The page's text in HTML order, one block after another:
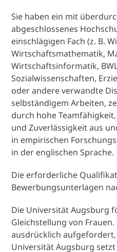
Sie haben ein mit
abgeschlossenes
einschlägigen Fach (z. B.
Wirtschaftsmathematik,
Wirtschaftsinformatik,
Sozialwissenschaften,
oder andere verwandte
selbständigem Arbeiten,
durch hohe
und Zuverlässigkeit aus
in empirischen
in der englischen Sprache.
Die erforderliche
Bewerbungsunterlagen
Die Universität Augsburg
Gleichstellung von
ausdrücklich
Universität Augsburg